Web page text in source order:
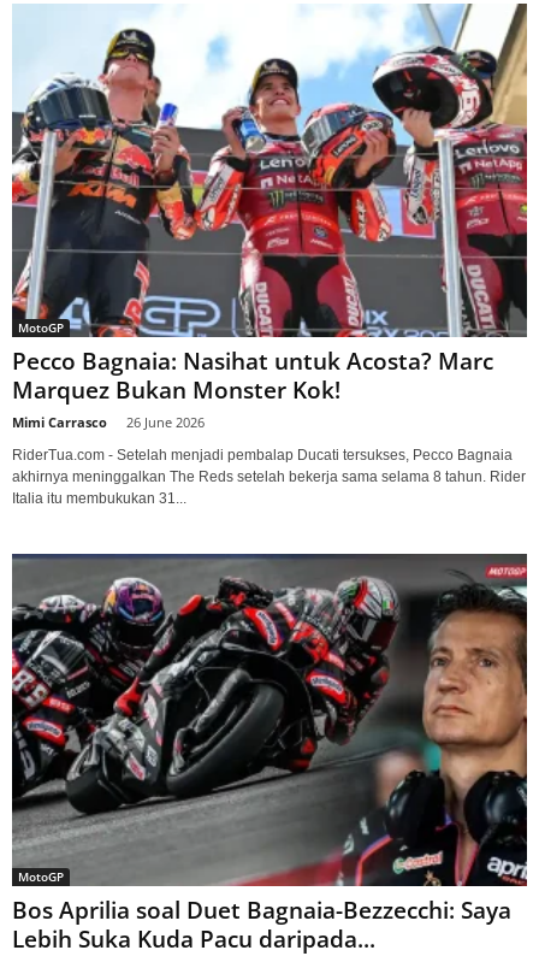
MotoGP
Pecco Bagnaia: Nasihat untuk Acosta? Marc
Marquez Bukan Monster Kok!
Mimi Carrasco 26 June 2026
RiderTua.com - Setelah menjadi pembalap Ducati tersukses, Pecco Bagnaia
akhirnya meninggalkan The Reds setelah bekerja sama selama 8 tahun. Rider
Italia itu membukukan 31...
MotoGP
Bos Aprilia soal Duet Bagnaia-Bezzecchi: Saya
Lebih Suka Kuda Pacu daripada...